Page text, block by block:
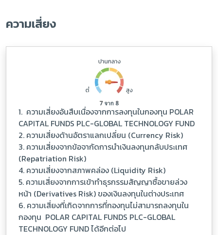
ความเสี่ยง
1. ความเสี่ยงอันสืบเนื่องจากการลงทุนในกองทุน POLAR
CAPITAL FUNDS PLC-GLOBAL TECHNOLOGY FUND
2. ความเสี่ยงด้านอัตราแลกเปลี่ยน (Currency Risk)
3. ความเสี่ยงจากข้อจากัดการนำเงินลงทุนกลับประเทศ
(Repatriation Risk)
4. ความเสี่ยงจากสภาพคล่อง (Liquidity Risk)
5. ความเสี่ยงจากการเข้าทำธุรกรรมสัญญาซื้อขายล่วง
หน้า (Derivatives Risk) ของเงินลงทุนในต่างประเทศ
6. ความเสี่ยงที่เกิดจากการที่กองทุนไม่สามารถลงทุนใน
กองทุน POLAR CAPITAL FUNDS PLC-GLOBAL
TECHNOLOGY FUND ได้อีกต่อไป